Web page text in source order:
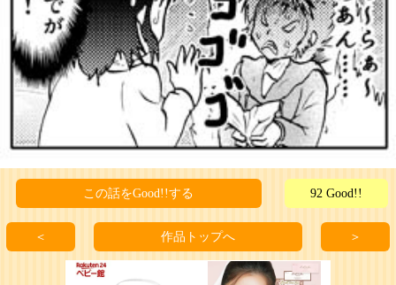
この話をGood!!する 92 Good!!
＜ 作品トップへ ＞